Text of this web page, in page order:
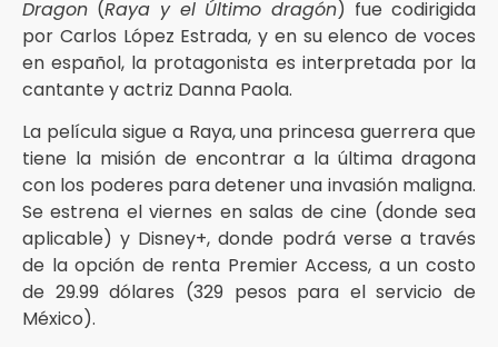
Dragon (Raya y el Último dragón) fue codirigida
por Carlos López Estrada, y en su elenco de voces
en español, la protagonista es interpretada por la
cantante y actriz Danna Paola.
La película sigue a Raya, una princesa guerrera que
tiene la misión de encontrar a la última dragona
con los poderes para detener una invasión maligna.
Se estrena el viernes en salas de cine (donde sea
aplicable) y Disney+, donde podrá verse a través
de la opción de renta Premier Access, a un costo
de 29.99 dólares (329 pesos para el servicio de
México).